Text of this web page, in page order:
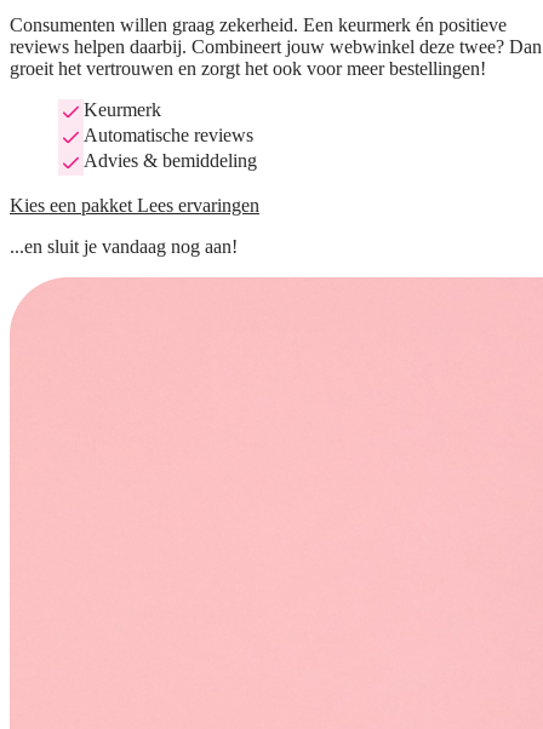
Consumenten willen graag zekerheid. Een keurmerk én positieve
reviews helpen daarbij. Combineert jouw webwinkel deze twee? Dan
groeit het vertrouwen en zorgt het ook voor meer bestellingen!
Keurmerk
Automatische reviews
Advies & bemiddeling
Kies een pakket Lees ervaringen
...en sluit je vandaag nog aan!